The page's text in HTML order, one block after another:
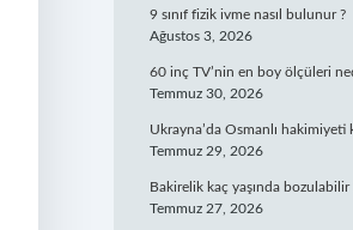
9 sınıf fizik ivme nasıl bulunur ?
Ağustos 3, 2026
60 inç TV’nin en boy ölçüleri
Temmuz 30, 2026
Ukrayna’da Osmanlı hakimiyeti
Temmuz 29, 2026
Bakirelik kaç yaşında bozulabilir
Temmuz 27, 2026